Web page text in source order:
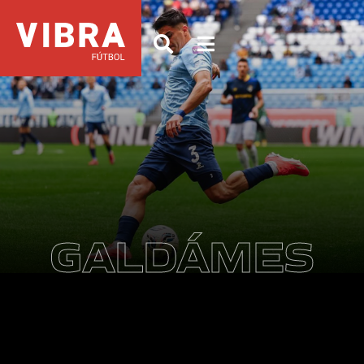
GALDÁMES